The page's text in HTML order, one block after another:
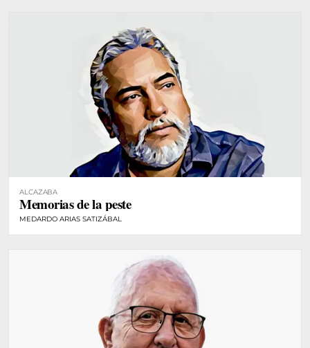
ALCAZABA
Memorias de la peste
MEDARDO ARIAS SATIZÁBAL